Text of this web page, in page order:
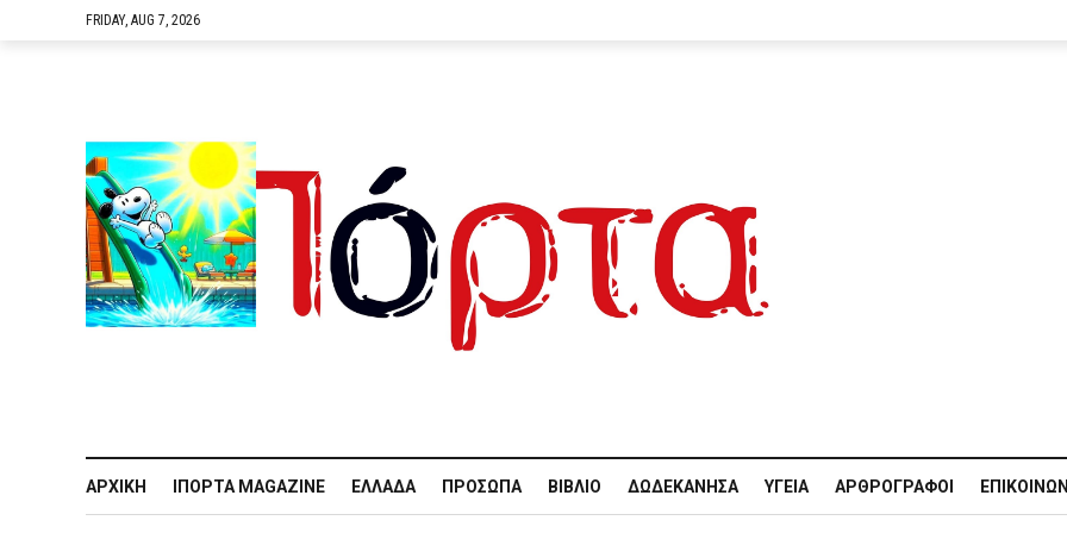
FRIDAY, AUG 7, 2026
ΑΡΧΙΚΉ IΠΌΡΤΑ MAGAZINE ΕΛΛΆΔΑ ΠΡΌΣΩΠΑ ΒΙΒΛΊΟ ΔΩΔΕΚΆΝΗΣΑ ΥΓΕΊΑ ΑΡΘΡΟΓΡΆΦΟΙ